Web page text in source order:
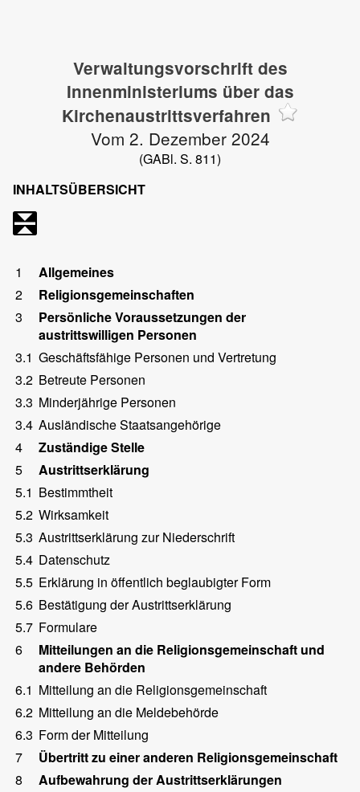
Verwaltungsvorschrift des
Innenministeriums über das
Kirchenaustrittsverfahren
Vom 2. Dezember 2024
(GABl. S. 811)
INHALTSÜBERSICHT
1
Allgemeines
2
Religionsgemeinschaften
3
Persönliche Voraussetzungen der
austrittswilligen Personen
3.1 Geschäftsfähige Personen und Vertretung
3.2 Betreute Personen
3.3 Minderjährige Personen
3.4 Ausländische Staatsangehörige
4
Zuständige Stelle
5
Austrittserklärung
5.1 Bestimmtheit
5.2 Wirksamkeit
5.3 Austrittserklärung zur Niederschrift
5.4 Datenschutz
5.5 Erklärung in öffentlich beglaubigter Form
5.6 Bestätigung der Austrittserklärung
5.7 Formulare
6
Mitteilungen an die Religionsgemeinschaft und
andere Behörden
6.1 Mitteilung an die Religionsgemeinschaft
6.2 Mitteilung an die Meldebehörde
6.3 Form der Mitteilung
7
Übertritt zu einer anderen Religionsgemeinschaft
8
Aufbewahrung der Austrittserklärungen